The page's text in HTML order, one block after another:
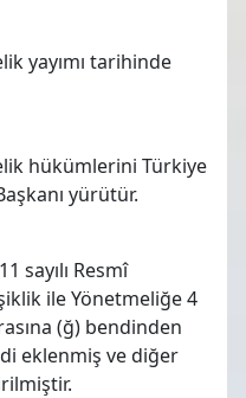
yayımı tarihinde
hükümlerini Türkiye
yürütür.
sayılı Resmî
ile Yönetmeliğe 4
(ğ) bendinden
eklenmiş ve diğer